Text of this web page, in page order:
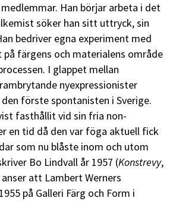
Han börjar arbeta i det
söker han sitt uttryck, sin
bedriver egna experiment med
färgens och materialens område
I glappet mellan
nyexpressionister
förste spontanisten i Sverige.
fasthållit vid sin fria non-
en tid då den var föga aktuell fick
som nu blåste inom och utom
Bo Lindvall år 1957 (Konstrevy,
anser att Lambert Werners
på Galleri Färg och Form i